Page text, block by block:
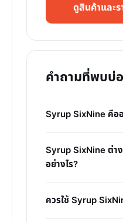
ดูสินค้าและ
คำถามที่พบบ่
Syrup SixNine คืออ
Syrup SixNine ต่า
อย่างไร?
ควรใช้ Syrup